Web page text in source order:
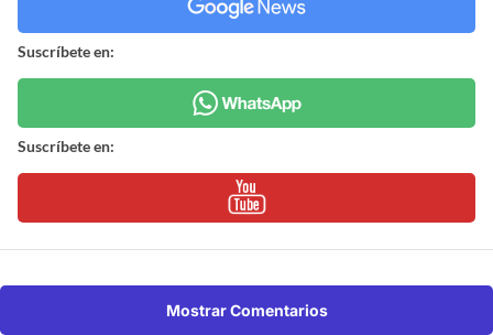
Suscríbete en:
Suscríbete en:
Mostrar Comentarios